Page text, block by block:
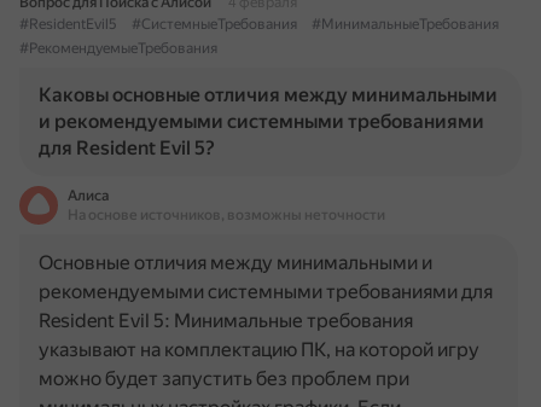
#ResidentEvil5
#СистемныеТребования
#МинимальныеТребования
#РекомендуемыеТребования
Каковы основные отличия между минимальными
и рекомендуемыми системными требованиями
для Resident Evil 5?
Алиса
На основе источников, возможны неточности
Основные отличия между минимальными и
рекомендуемыми системными требованиями для
Resident Evil 5: Минимальные требования
указывают на комплектацию ПК, на которой игру
можно будет запустить без проблем при